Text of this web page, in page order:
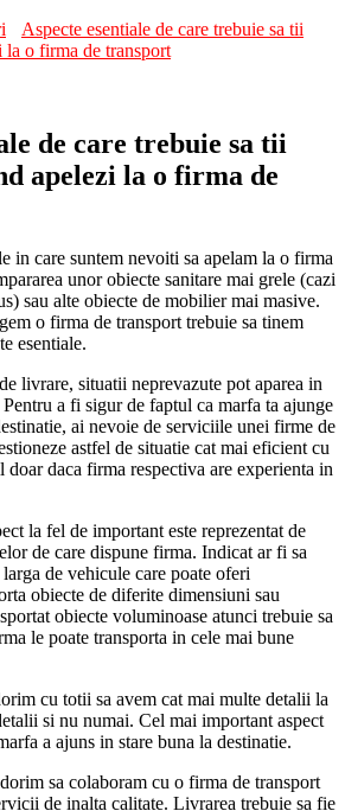
Aspecte esentiale de care trebuie sa tii
la o firma de transport
de care trebuie sa tii
apelezi la o firma de
in care suntem nevoiti sa apelam la o firma
unor obiecte sanitare mai grele (cazi
sau alte obiecte de mobilier mai masive.
o firma de transport trebuie sa tinem
esentiale.
livrare, situatii neprevazute pot aparea in
a fi sigur de faptul ca marfa ta ajunge
ai nevoie de serviciile unei firme de
astfel de situatie cat mai eficient cu
daca firma respectiva are experienta in
la fel de important este reprezentat de
de care dispune firma. Indicat ar fi sa
de vehicule care poate oferi
obiecte de diferite dimensiuni sau
obiecte voluminoase atunci trebuie sa
le poate transporta in cele mai bune
cu totii sa avem cat mai multe detalii la
si nu numai. Cel mai important aspect
a ajuns in stare buna la destinatie.
sa colaboram cu o firma de transport
de inalta calitate. Livrarea trebuie sa fie